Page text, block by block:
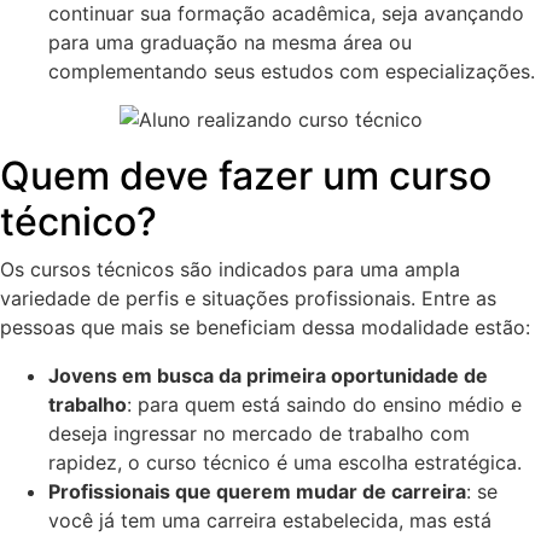
continuar sua formação acadêmica, seja avançando
para uma graduação na mesma área ou
complementando seus estudos com especializações.
Quem deve fazer um curso
técnico?
Os cursos técnicos são indicados para uma ampla
variedade de perfis e situações profissionais. Entre as
pessoas que mais se beneficiam dessa modalidade estão:
Jovens em busca da primeira oportunidade de
trabalho: para quem está saindo do ensino médio e
deseja ingressar no mercado de trabalho com
rapidez, o curso técnico é uma escolha estratégica.
Profissionais que querem mudar de carreira: se
você já tem uma carreira estabelecida, mas está